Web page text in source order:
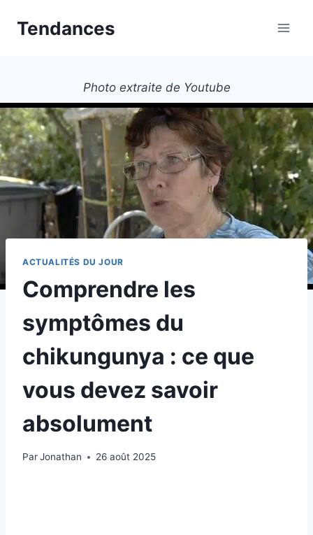
Tendances
Photo extraite de Youtube
ACTUALITÉS DU JOUR
Comprendre les
symptômes du
chikungunya : ce que
vous devez savoir
absolument
ParJonathan 26 août 2025